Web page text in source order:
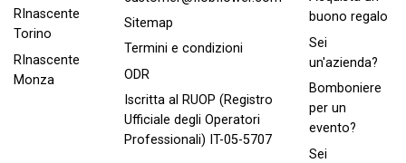
RInascente
Torino
RInascente
Monza
Sitemap
Termini e condizioni
ODR
Iscritta al RUOP (Registro
Ufficiale degli Operatori
Professionali) IT-05-5707
buono regalo
Sei
un'azienda?
Bomboniere
per un
evento?
Sei